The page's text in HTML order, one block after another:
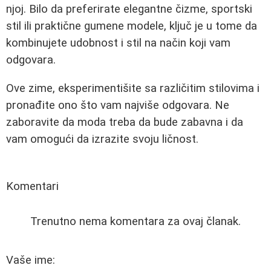
njoj. Bilo da preferirate elegantne čizme, sportski
stil ili praktične gumene modele, ključ je u tome da
kombinujete udobnost i stil na način koji vam
odgovara.
Ove zime, eksperimentišite sa različitim stilovima i
pronađite ono što vam najviše odgovara. Ne
zaboravite da moda treba da bude zabavna i da
vam omogući da izrazite svoju ličnost.
Komentari
Trenutno nema komentara za ovaj članak.
Vaše ime: